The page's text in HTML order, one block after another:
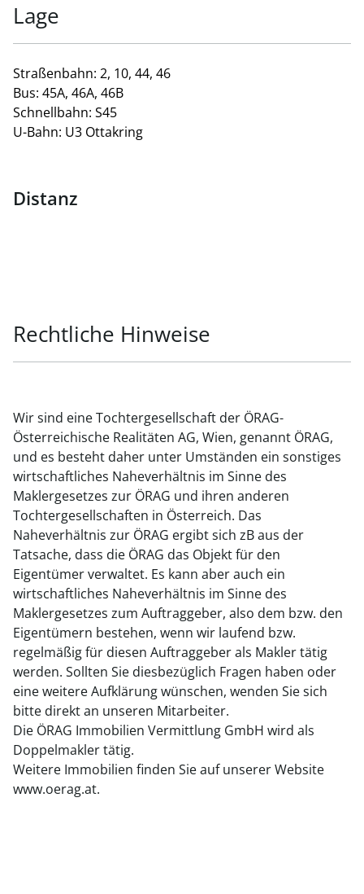
Lage
Straßenbahn: 2, 10, 44, 46
Bus: 45A, 46A, 46B
Schnellbahn: S45
U-Bahn: U3 Ottakring
Distanz
Rechtliche Hinweise
Wir sind eine Tochtergesellschaft der ÖRAG-
Österreichische Realitäten AG, Wien, genannt ÖRAG,
und es besteht daher unter Umständen ein sonstiges
wirtschaftliches Naheverhältnis im Sinne des
Maklergesetzes zur ÖRAG und ihren anderen
Tochtergesellschaften in Österreich. Das
Naheverhältnis zur ÖRAG ergibt sich zB aus der
Tatsache, dass die ÖRAG das Objekt für den
Eigentümer verwaltet. Es kann aber auch ein
wirtschaftliches Naheverhältnis im Sinne des
Maklergesetzes zum Auftraggeber, also dem bzw. den
Eigentümern bestehen, wenn wir laufend bzw.
regelmäßig für diesen Auftraggeber als Makler tätig
werden. Sollten Sie diesbezüglich Fragen haben oder
eine weitere Aufklärung wünschen, wenden Sie sich
bitte direkt an unseren Mitarbeiter.
Die ÖRAG Immobilien Vermittlung GmbH wird als
Doppelmakler tätig.
Weitere Immobilien finden Sie auf unserer Website
www.oerag.at.